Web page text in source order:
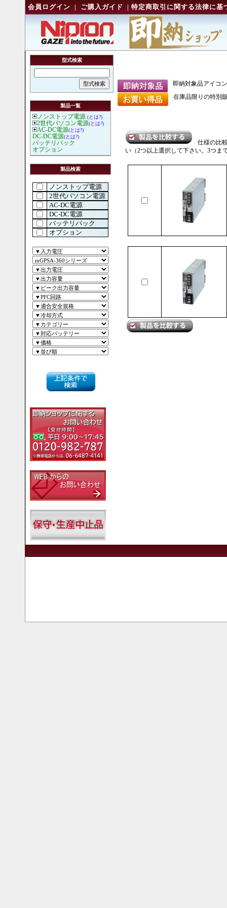
会員ログイン | ご購入ガイド | 特定商取引に関する法律に基
型式検索
製品一覧
ノンストップ電源 (とは?)
2世代パソコン電源(とは?)
AC-DC電源(とは?)
DC-DC電源(とは?)
バッテリパック
オプション
製品検索
ノンストップ電源
2世代パソコン電源
AC-DC電源
DC-DC電源
バッテリパック
オプション
即納対象品アイコ
在庫品限りの特別
仕様の比
い（2つ以上選択して下さい。3つま